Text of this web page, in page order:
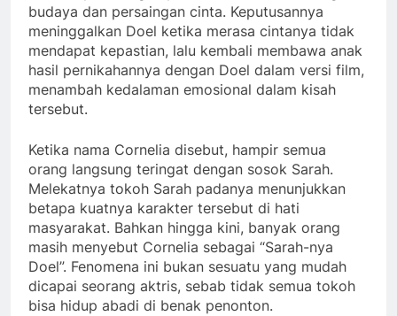
budaya dan persaingan cinta. Keputusannya
meninggalkan Doel ketika merasa cintanya tidak
mendapat kepastian, lalu kembali membawa anak
hasil pernikahannya dengan Doel dalam versi film,
menambah kedalaman emosional dalam kisah
tersebut.
Ketika nama Cornelia disebut, hampir semua
orang langsung teringat dengan sosok Sarah.
Melekatnya tokoh Sarah padanya menunjukkan
betapa kuatnya karakter tersebut di hati
masyarakat. Bahkan hingga kini, banyak orang
masih menyebut Cornelia sebagai “Sarah-nya
Doel”. Fenomena ini bukan sesuatu yang mudah
dicapai seorang aktris, sebab tidak semua tokoh
bisa hidup abadi di benak penonton.